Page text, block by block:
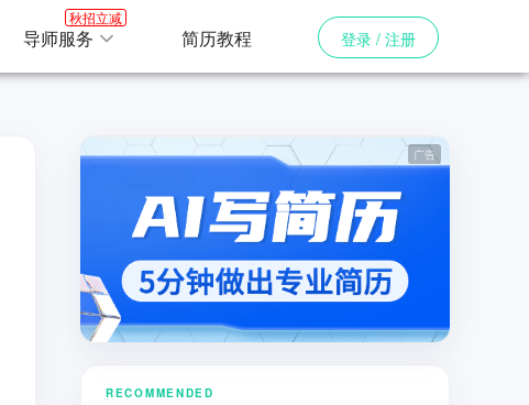
导师服务
秋招立减
简历教程 登录 / 注册
RECOMMENDED